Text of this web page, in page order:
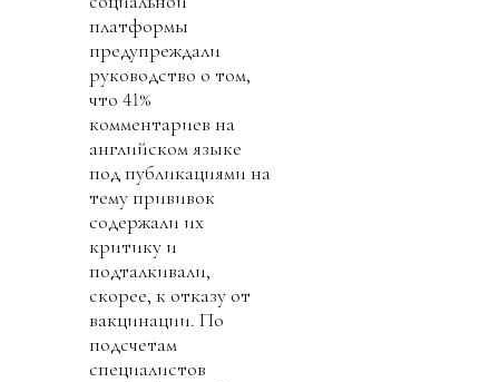
платформы
предупреждали
руководство о том,
что 41%
комментариев на
английском языке
под публикациями на
тему прививок
содержали их
критику и
подталкивали,
скорее, к отказу от
вакцинации. По
подсчетам
специалистов